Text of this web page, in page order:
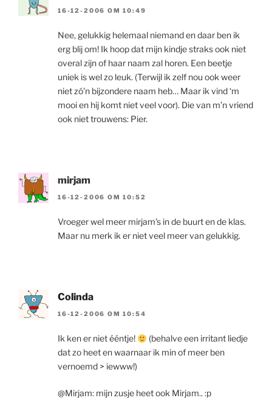
16-12-2006 OM 10:49
Nee, gelukkig helemaal niemand en daar ben ik
erg blij om! Ik hoop dat mijn kindje straks ook niet
overal zijn of haar naam zal horen. Een beetje
uniek is wel zo leuk. (Terwijl ik zelf nou ook weer
niet zó’n bijzondere naam heb… Maar ik vind ‘m
mooi en hij komt niet veel voor). Die van m’n vriend
ook niet trouwens: Pier.
mirjam
16-12-2006 OM 10:52
Vroeger wel meer mirjam’s in de buurt en de klas.
Maar nu merk ik er niet veel meer van gelukkig.
Colinda
16-12-2006 OM 10:54
Ik ken er niet ééntje!
(behalve een irritant liedje
dat zo heet en waarnaar ik min of meer ben
vernoemd > iewww!)
@Mirjam: mijn zusje heet ook Mirjam.. :p